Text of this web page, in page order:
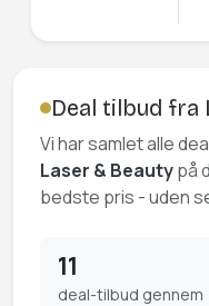
Deal tilbud fra
Vi har samlet alle
Laser & Beautypå
bedste pris - uden
11
deal-tilbud gennem